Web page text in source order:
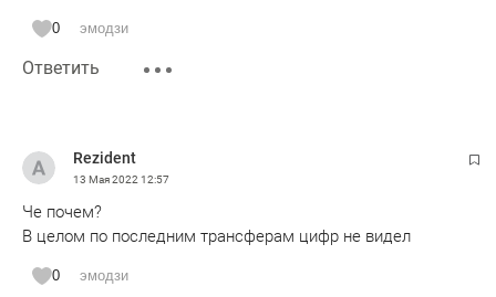
0 эмодзи
Ответить
Rezident
13 Мая 2022 12:57
Че почем?
В целом по последним трансферам цифр не видел
0 эмодзи